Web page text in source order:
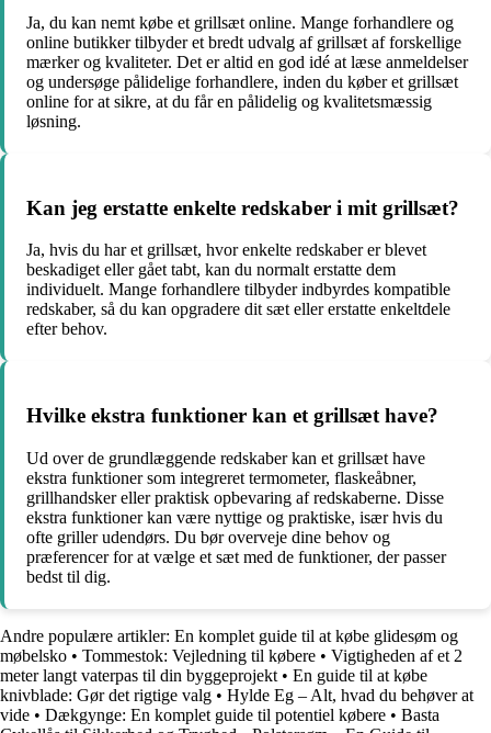
Ja, du kan nemt købe et grillsæt online. Mange forhandlere og
online butikker tilbyder et bredt udvalg af grillsæt af forskellige
mærker og kvaliteter. Det er altid en god idé at læse anmeldelser
og undersøge pålidelige forhandlere, inden du køber et grillsæt
online for at sikre, at du får en pålidelig og kvalitetsmæssig
løsning.
Kan jeg erstatte enkelte redskaber i mit grillsæt?
Ja, hvis du har et grillsæt, hvor enkelte redskaber er blevet
beskadiget eller gået tabt, kan du normalt erstatte dem
individuelt. Mange forhandlere tilbyder indbyrdes kompatible
redskaber, så du kan opgradere dit sæt eller erstatte enkeltdele
efter behov.
Hvilke ekstra funktioner kan et grillsæt have?
Ud over de grundlæggende redskaber kan et grillsæt have
ekstra funktioner som integreret termometer, flaskeåbner,
grillhandsker eller praktisk opbevaring af redskaberne. Disse
ekstra funktioner kan være nyttige og praktiske, især hvis du
ofte griller udendørs. Du bør overveje dine behov og
præferencer for at vælge et sæt med de funktioner, der passer
bedst til dig.
Andre populære artikler: En komplet guide til at købe glidesøm og
møbelsko • Tommestok: Vejledning til købere • Vigtigheden af et 2
meter langt vaterpas til din byggeprojekt • En guide til at købe
knivblade: Gør det rigtige valg • Hylde Eg – Alt, hvad du behøver at
vide • Dækgynge: En komplet guide til potentiel købere • Basta